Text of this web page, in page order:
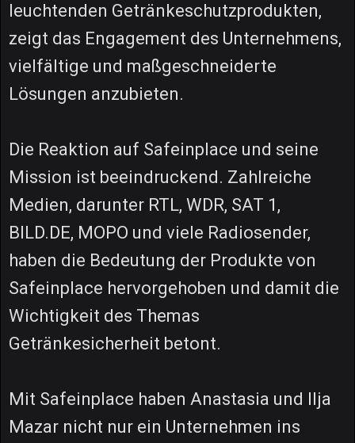
leuchtenden Getränkeschutzprodukten,
zeigt das Engagement des Unternehmens,
vielfältige und maßgeschneiderte
Lösungen anzubieten.
Die Reaktion auf Safeinplace und seine
Mission ist beeindruckend. Zahlreiche
Medien, darunter RTL, WDR, SAT 1,
BILD.DE, MOPO und viele Radiosender,
haben die Bedeutung der Produkte von
Safeinplace hervorgehoben und damit die
Wichtigkeit des Themas
Getränkesicherheit betont.
Mit Safeinplace haben Anastasia und Ilja
Mazar nicht nur ein Unternehmen ins